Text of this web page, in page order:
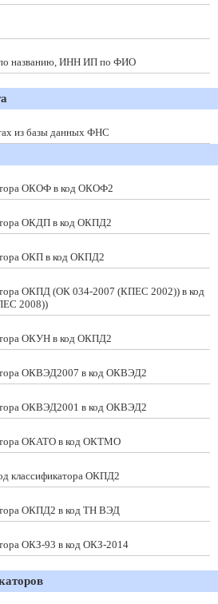
названию, ИНН ИП по ФИО
из базы данных ФНС
ОКОФ в код ОКОФ2
ОКДП в код ОКПД2
ОКП в код ОКПД2
ОКПД (ОК 034-2007 (КПЕС 2002)) в код
2008))
ОКУН в код ОКПД2
ОКВЭД2007 в код ОКВЭД2
ОКВЭД2001 в код ОКВЭД2
ОКАТО в код ОКТМО
классификатора ОКПД2
ОКПД2 в код ТН ВЭД
ОКЗ-93 в код ОКЗ-2014